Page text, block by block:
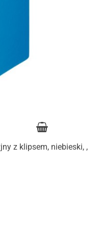
z klipsem, niebieski, ,